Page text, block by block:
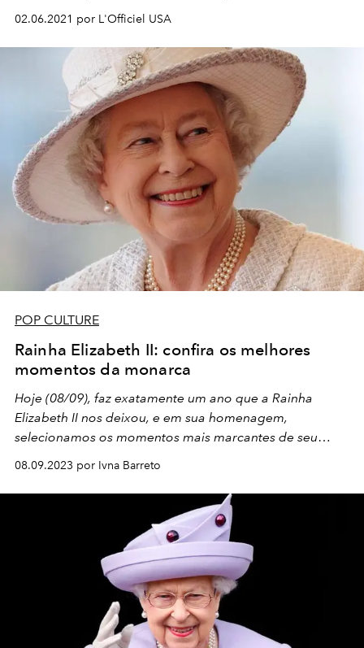
02.06.2021 por L'Officiel USA
POP CULTURE
Rainha Elizabeth II: confira os melhores
momentos da monarca
Hoje (08/09), faz exatamente um ano que a Rainha
Elizabeth II nos deixou, e em sua homenagem,
selecionamos os momentos mais marcantes de seu
08.09.2023 por Ivna Barreto